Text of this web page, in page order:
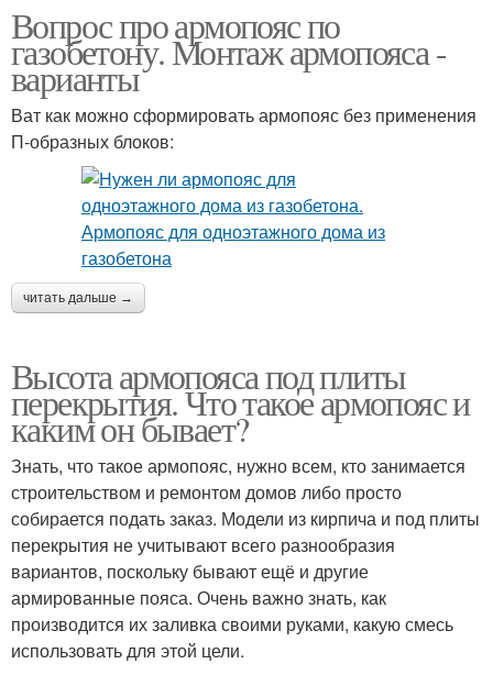
Вопрос про армопояс по
газобетону. Монтаж армопояса -
варианты
Ват как можно сформировать армопояс без применения
П-образных блоков:
читать дальше →
Высота армопояса под плиты
перекрытия. Что такое армопояс и
каким он бывает?
Знать, что такое армопояс, нужно всем, кто занимается
строительством и ремонтом домов либо просто
собирается подать заказ. Модели из кирпича и под плиты
перекрытия не учитывают всего разнообразия
вариантов, поскольку бывают ещё и другие
армированные пояса. Очень важно знать, как
производится их заливка своими руками, какую смесь
использовать для этой цели.